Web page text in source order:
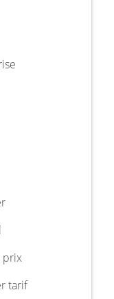
prix
tarif